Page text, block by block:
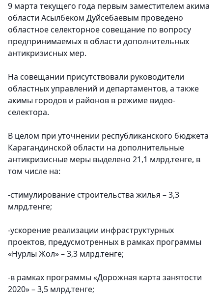
9 марта текущего года первым заместителем акима
области Асылбеком Дуйсебаевым проведено
областное селекторное совещание по вопросу
предпринимаемых в области дополнительных
антикризисных мер.
На совещании присутствовали руководители
областных управлений и департаментов, а также
акимы городов и районов в режиме видео-
селектора.
В целом при уточнении республиканского бюджета
Карагандинской области на дополнительные
антикризисные меры выделено 21,1 млрд.тенге, в
том числе на:
-стимулирование строительства жилья – 3,3
млрд.тенге;
-ускорение реализации инфраструктурных
проектов, предусмотренных в рамках программы
«Нурлы Жол» – 3,3 млрд.тенге;
-в рамках программы «Дорожная карта занятости
2020» – 3,5 млрд.тенге;